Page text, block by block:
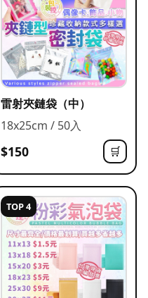
雷射夾鏈袋（中）
18x25cm / 50入
$150 🛒
TOP 4